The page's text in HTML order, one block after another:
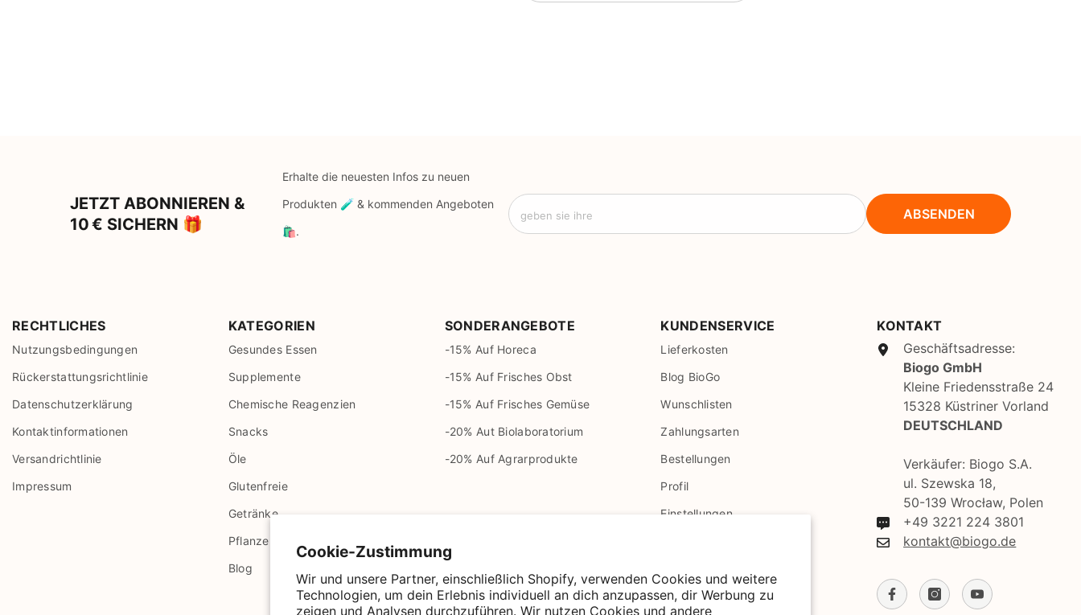
Cookie-Zustimmung
Wir und unsere Partner, einschließlich Shopify, verwenden Cookies und weitere
Technologien, um dein Erlebnis individuell an dich anzupassen, dir Werbung zu
zeigen und Analysen durchzuführen. Wir nutzen Cookies und andere
SLL
STD
TRY
JETZT ABONNIEREN &
10 € SICHERN 🎁
Erhalte die neuesten Infos zu neuen
Produkten 🧪 & kommenden Angeboten
🛍️.
geben sie ihre ABSENDEN
RECHTLICHES
Nutzungsbedingungen
Rückerstattungsrichtlinie
Datenschutzerklärung
Kontaktinformationen
Versandrichtlinie
Impressum
KATEGORIEN
Gesundes Essen
Supplemente
Chemische Reagenzien
Snacks
Öle
Glutenfreie
Getränke
Pflanzenprodukte
Blog
SONDERANGEBOTE
-15% Auf Horeca
-15% Auf Frisches Obst
-15% Auf Frisches Gemüse
-20% Aut Biolaboratorium
-20% Auf Agrarprodukte
KUNDENSERVICE
Lieferkosten
Blog BioGo
Wunschlisten
Zahlungsarten
Bestellungen
Profil
Einstellungen
Kontakt
KONTAKT
Geschäftsadresse:
Biogo GmbH
Kleine Friedensstraße 24
15328 Küstriner Vorland
DEUTSCHLAND
Verkäufer: Biogo S.A.
ul. Szewska 18,
50-139 Wrocław, Polen
+49 3221 224 3801
kontakt@biogo.de